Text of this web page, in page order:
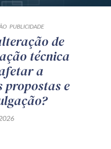
PUBLICIDADE
de
técnica
a
e